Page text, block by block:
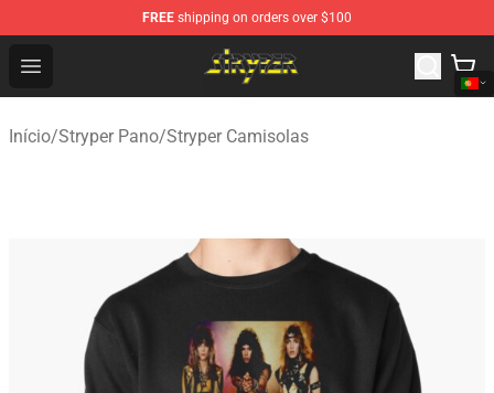
FREE shipping on orders over $100
Open menu
Stryper Store - Official Stryper Merchandise Shop
Início/Stryper Pano/Stryper Camisolas